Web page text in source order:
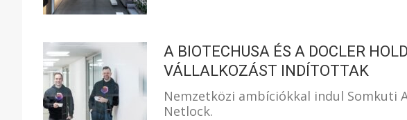
A BIOTECHUSA ÉS A DOCLER
VÁLLALKOZÁST INDÍTOTTAK
Nemzetközi ambíciókkal indul Somkuti
Netlock.